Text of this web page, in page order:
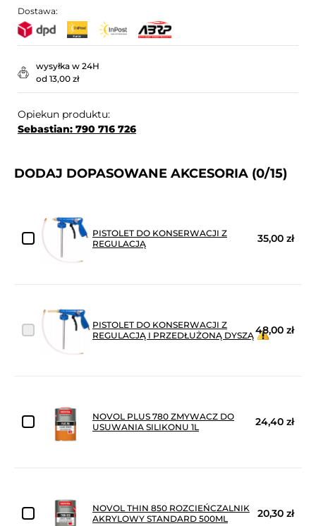
Dostawa:
wysyłka w 24H
od 13,00 zł
Opiekun produktu:
Sebastian: 790 716 726
DODAJ DOPASOWANE AKCESORIA (0/15)
PISTOLET DO KONSERWACJI Z
REGULACJĄ
35,00 zł
PISTOLET DO KONSERWACJI Z
REGULACJĄ I PRZEDŁUŻONĄ DYSZĄ48,00 zł
NOVOL PLUS 780 ZMYWACZ DO
USUWANIA SILIKONU 1L
24,40 zł
NOVOL THIN 850 ROZCIEŃCZALNIK
AKRYLOWY STANDARD 500ML
20,30 zł